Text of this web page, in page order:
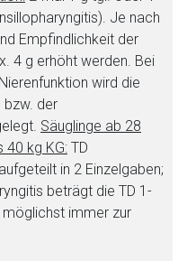
Je nach
Empfindlichkeit der
4 g erhöht werden. Bei
wird die
bzw. der
Säuglinge ab 28
40 kg KG: TD
in 2 Einzelgaben;
beträgt die TD 1-
immer zur